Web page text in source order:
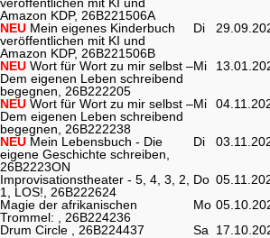
Amazon KDP, 26B221506A
NEU Mein eigenes Kinderbuch
veröffentlichen mit KI und
Amazon KDP, 26B221506B
Di
NEU Wort für Wort zu mir selbst –
Dem eigenen Leben schreibend
begegnen, 26B222205
Mi
NEU Wort für Wort zu mir selbst –
Dem eigenen Leben schreibend
begegnen, 26B222238
Mi
NEU Mein Lebensbuch - Die
eigene Geschichte schreiben,
26B2223ON
Di
Improvisationstheater - 5, 4, 3, 2,
1, LOS!, 26B222624
Do
Magie der afrikanischen
Trommel: , 26B224236
Mo
Drum Circle , 26B224437
Sa